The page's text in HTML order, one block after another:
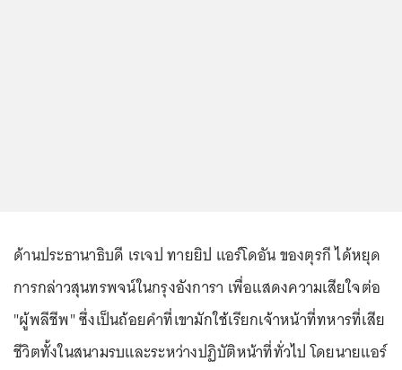
ด้านประธานาธิบดี เรเจป ทายยิป แอร์โดอัน ของตุรกี ได้หยุด
การกล่าวสุนทรพจน์ในกรุงอังการา เพื่อแสดงความเสียใจต่อ
"ผู้พลีชีพ" ซึ่งเป็นถ้อยคำที่เขามักใช้เรียกเจ้าหน้าที่ทหารที่เสีย
ชีวิตทั้งในสนามรบและระหว่างปฏิบัติหน้าที่ทั่วไป โดยนายแอร์